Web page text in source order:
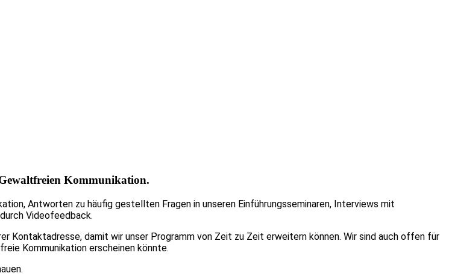
Kommunikation.
Antworten zu häufig gestellten Fragen in unseren Einführungsseminaren, Interviews mit
Videofeedback.
Kontaktadresse, damit wir unser Programm von Zeit zu Zeit erweitern können. Wir sind auch offen für
Kommunikation erscheinen könnte.